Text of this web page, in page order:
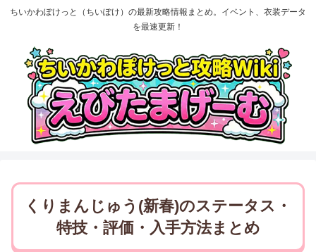
ちいかわぽけっと（ちいぽけ）の最新攻略情報まとめ。イベント、衣装データ
を最速更新！
くりまんじゅう(新春)のステータス・
特技・評価・入手方法まとめ